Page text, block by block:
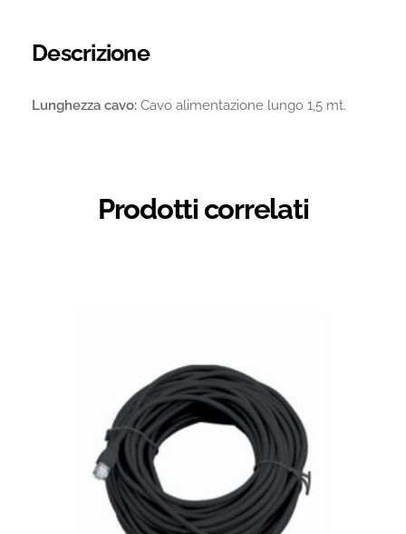
Descrizione
Lunghezza cavo: Cavo alimentazione lungo 1,5 mt.
Prodotti correlati